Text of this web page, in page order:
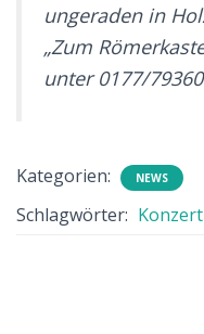
ungeraden in
„Zum
unter 0177/
Kategorien: NEWS
Schlagwörter: Konzert